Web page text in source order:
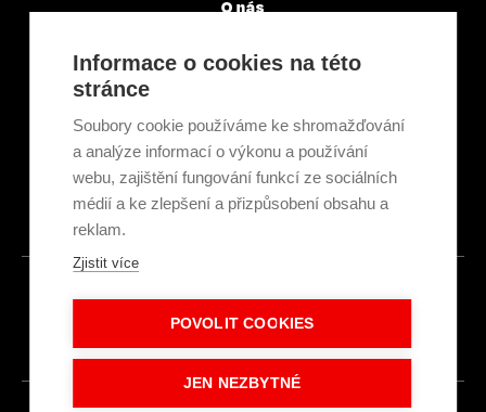
O nás
Články a novinky
GDPR & Cookies
Ekologická recyklace
Projekty EU
Intranet - Přihlášení
Přihlášení
© 2026
Informace o cookies na této
stránce
Soubory cookie používáme ke shromažďování
a analýze informací o výkonu a používání
webu, zajištění fungování funkcí ze sociálních
médií a ke zlepšení a přizpůsobení obsahu a
reklam.
Zjistit více
POVOLIT COOKIES
JEN NEZBYTNÉ